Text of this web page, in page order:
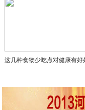
这几种食物少吃点对健康有好